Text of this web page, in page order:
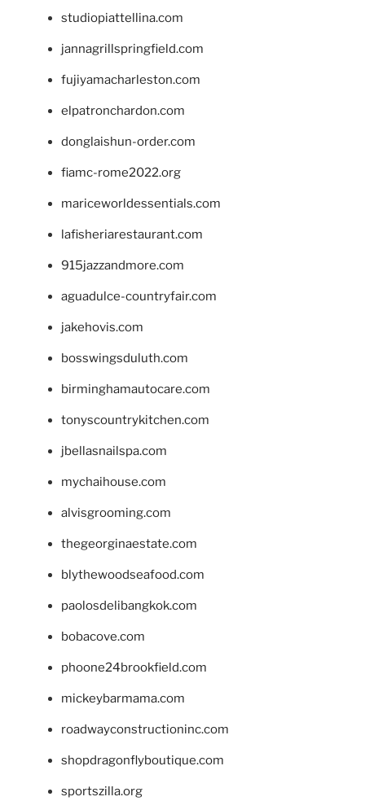
studiopiattellina.com
jannagrillspringfield.com
fujiyamacharleston.com
elpatronchardon.com
donglaishun-order.com
fiamc-rome2022.org
mariceworldessentials.com
lafisheriarestaurant.com
915jazzandmore.com
aguadulce-countryfair.com
jakehovis.com
bosswingsduluth.com
birminghamautocare.com
tonyscountrykitchen.com
jbellasnailspa.com
mychaihouse.com
alvisgrooming.com
thegeorginaestate.com
blythewoodseafood.com
paolosdelibangkok.com
bobacove.com
phoone24brookfield.com
mickeybarmama.com
roadwayconstructioninc.com
shopdragonflyboutique.com
sportszilla.org